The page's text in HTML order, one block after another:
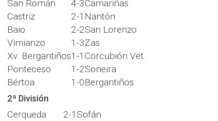
San Román
4-3Camariñas
Castriz
2-1 Nantón
Baio
2-2San Lorenzo
Vimianzo
1-3Zas
Xv. Bergantiños1-1 Corcubión Vet.
Ponteceso
1-2Soneira
Bértoa
1-0Bergantiños
2ª División
Cerqueda 2-1 Sofán